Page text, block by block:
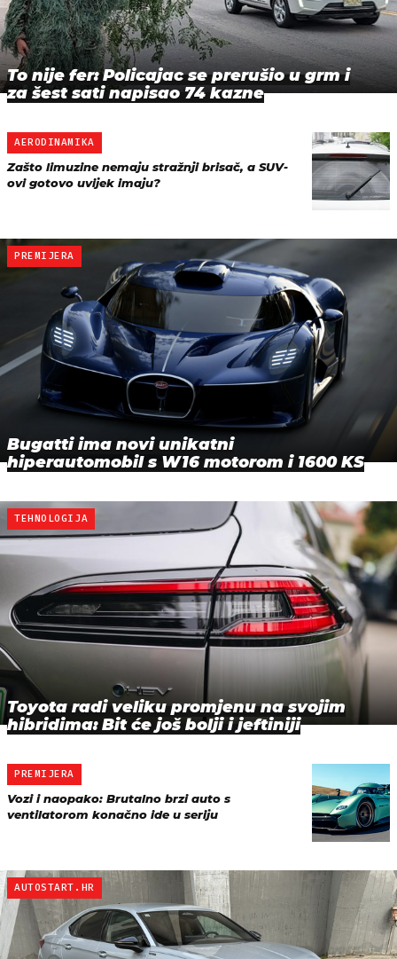
To nije fer: Policajac se prerušio u grm i
za šest sati napisao 74 kazne
AERODINAMIKA
Zašto limuzine nemaju stražnji brisač, a SUV-
ovi gotovo uvijek imaju?
PREMIJERA
Bugatti ima novi unikatni
hiperautomobil s W16 motorom i 1600 KS
TEHNOLOGIJA
Toyota radi veliku promjenu na svojim
hibridima: Bit će još bolji i jeftiniji
PREMIJERA
Vozi i naopako: Brutalno brzi auto s
ventilatorom konačno ide u seriju
AUTOSTART.HR